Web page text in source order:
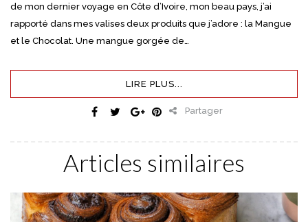
de mon dernier voyage en Côte d’Ivoire, mon beau pays, j’ai
rapporté dans mes valises deux produits que j’adore : la Mangue
et le Chocolat. Une mangue gorgée de…
LIRE PLUS...
Partager
Articles similaires